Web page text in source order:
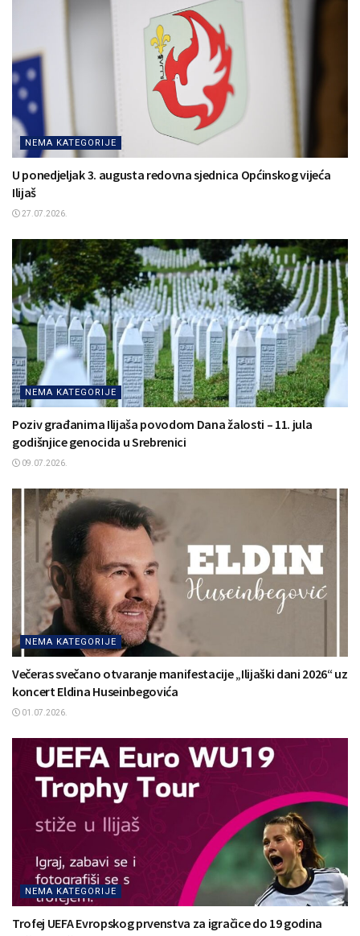
NEMA KATEGORIJE
U ponedjeljak 3. augusta redovna sjednica Općinskog vijeća
Ilijaš
27.07.2026.
NEMA KATEGORIJE
Poziv građanima Ilijaša povodom Dana žalosti – 11. jula
godišnjice genocida u Srebrenici
09.07.2026.
NEMA KATEGORIJE
Večeras svečano otvaranje manifestacije „Ilijaški dani 2026“ uz
koncert Eldina Huseinbegovića
01.07.2026.
NEMA KATEGORIJE
Trofej UEFA Evropskog prvenstva za igračice do 19 godina